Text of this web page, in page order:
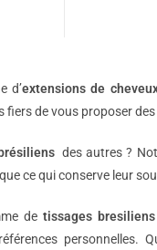
d’extensions de
de vous proposer
des autres ?
ce qui conserve leur
detissages bresiliens
personnelles.